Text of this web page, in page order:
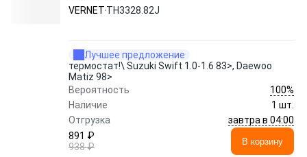
VERNET TH3328.82J
Лучшее предложение
термостат!\ Suzuki Swift 1.0-1.6 83>, Daewoo
Matiz 98>
Вероятность
100%
Наличие
1 шт.
Отгрузка
завтра в 04:00
891 ₽
938 ₽
В корзину